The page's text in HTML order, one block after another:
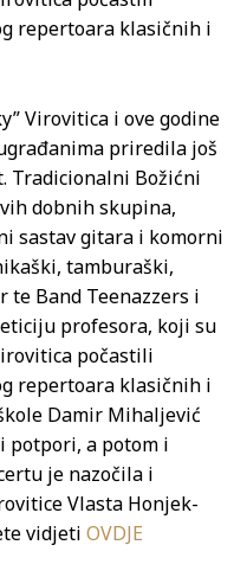
repertoara klasičnih i
Virovitica i ove godine
priredila još
Tradicionalni Božićni
dobnih skupina,
sastav gitara i komorni
tamburaški,
Band Teenazzers i
profesora, koji su
počastili
repertoara klasičnih i
Damir Mihaljević
potpori, a potom i
je nazočila i
Vlasta Honjek-
vidjeti OVDJE